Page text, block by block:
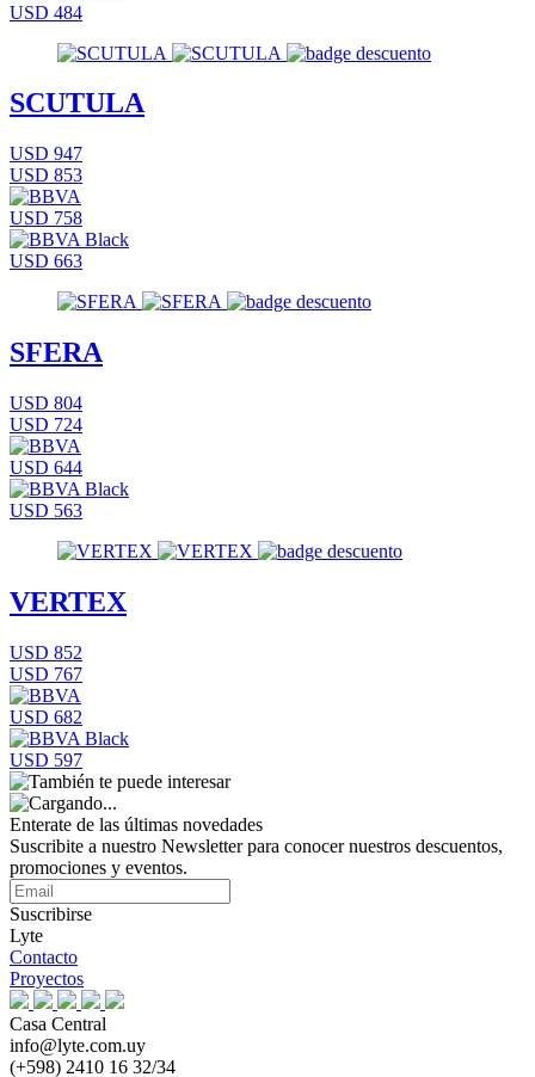
USD 484
SCUTULA
USD 947
USD 853
USD 758
USD 663
SFERA
USD 804
USD 724
USD 644
USD 563
VERTEX
USD 852
USD 767
USD 682
USD 597
Enterate de las últimas novedades
Suscribite a nuestro Newsletter para conocer nuestros descuentos,
promociones y eventos.
Suscribirse
Lyte
Contacto
Proyectos
Casa Central
info@lyte.com.uy
(+598) 2410 16 32/34